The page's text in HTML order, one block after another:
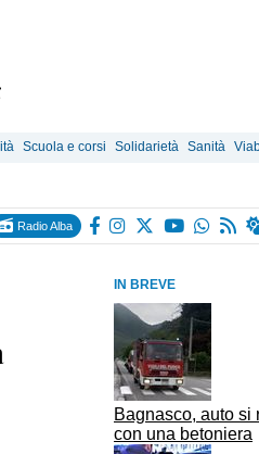
Scuola e corsi Solidarietà Sanità
Radio Alba
IN BREVE
Bagnasco, auto si
con una betoniera